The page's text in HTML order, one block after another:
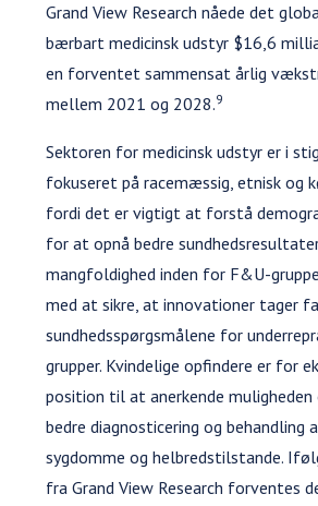
Grand View Research nåede det
bærbart medicinsk udstyr $16,6
en forventet sammensat årlig
mellem 2021 og 2028.9
Sektoren for medicinsk udstyr er i
fokuseret på racemæssig, etnisk og
fordi det er vigtigt at forstå
for at opnå bedre
mangfoldighed inden for F&U-
med at sikre, at innovationer tager
sundhedsspørgsmålene for
grupper. Kvindelige opfindere er for
position til at anerkende
bedre diagnosticering og behandling
sygdomme og helbredstilstande.
fra Grand View Research forventes